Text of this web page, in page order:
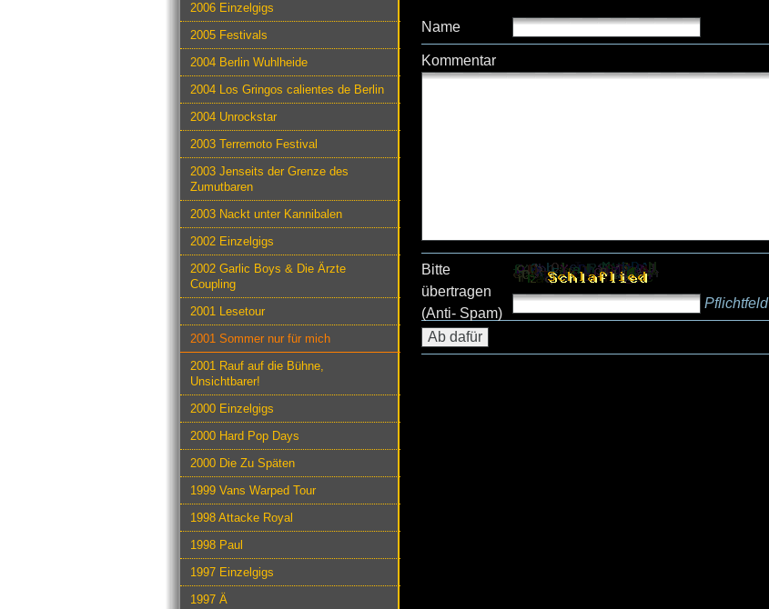
2006 Einzelgigs
2005 Festivals
2004 Berlin Wuhlheide
2004 Los Gringos calientes de Berlin
2004 Unrockstar
2003 Terremoto Festival
2003 Jenseits der Grenze des
Zumutbaren
2003 Nackt unter Kannibalen
2002 Einzelgigs
2002 Garlic Boys & Die Ärzte
Coupling
2001 Lesetour
2001 Sommer nur für mich
2001 Rauf auf die Bühne,
Unsichtbarer!
2000 Einzelgigs
2000 Hard Pop Days
2000 Die Zu Späten
1999 Vans Warped Tour
1998 Attacke Royal
1998 Paul
1997 Einzelgigs
1997 Ä
Name
Kommentar
Bitte
übertragen
(Anti- Spam)
Pflichtfeld